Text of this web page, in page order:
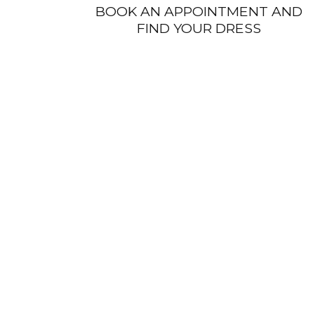
BOOK AN APPOINTMENT AND
FIND YOUR DRESS